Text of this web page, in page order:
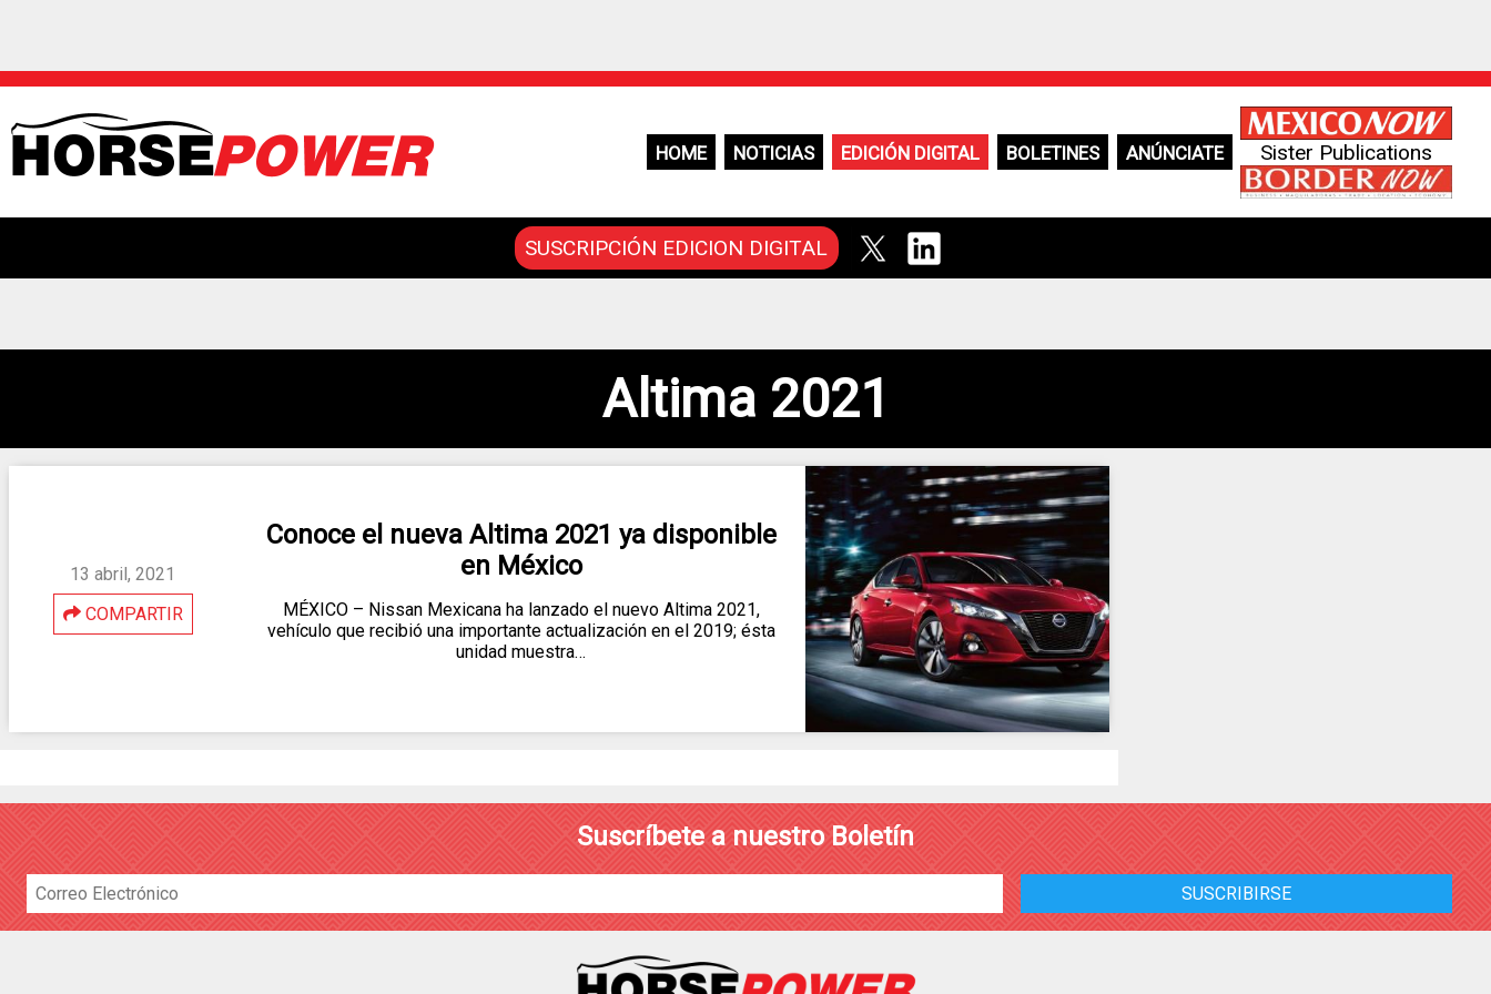
HOME NOTICIAS EDICIÓN DIGITAL BOLETINES ANÚNCIATE Sister Publications
SUSCRIPCIÓN EDICION DIGITAL
Altima 2021
13 abril, 2021
COMPARTIR
Conoce el nueva Altima 2021 ya disponible
en México
MÉXICO – Nissan Mexicana ha lanzado el nuevo Altima 2021,
vehículo que recibió una importante actualización en el 2019; ésta
unidad muestra…
Suscríbete a nuestro Boletín